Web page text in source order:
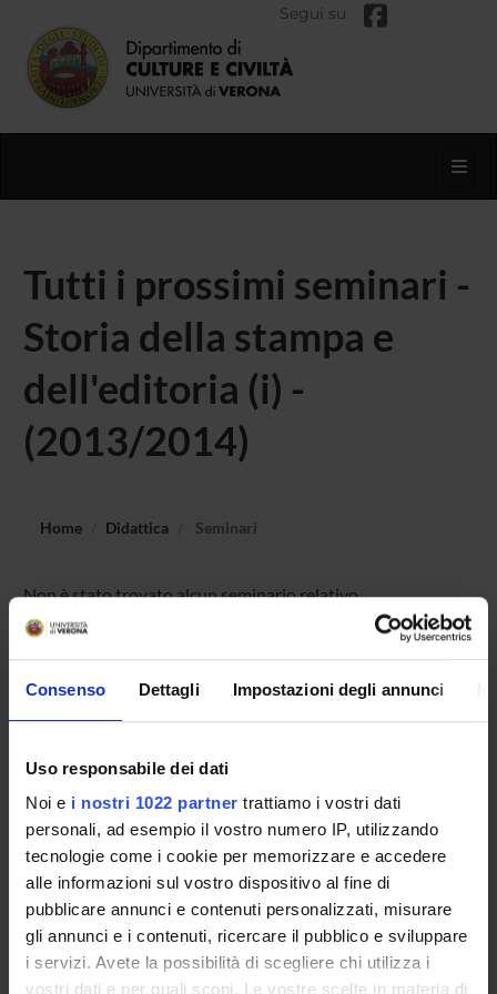
Consenso Dettagli Impostazioni degli annunci
Uso responsabile dei dati
Noi e i nostri 1022 partner trattiamo i vostri dati
personali, ad esempio il vostro numero IP, utilizzando
tecnologie come i cookie per memorizzare e accedere
alle informazioni sul vostro dispositivo al fine di
pubblicare annunci e contenuti personalizzati, misurare
gli annunci e i contenuti, ricercare il pubblico e sviluppare
i servizi. Avete la possibilità di scegliere chi utilizza i
vostri dati e per quali scopi. Le vostre scelte in materia di
Segui su
Tutti i prossimi seminari -
Storia della stampa e
dell'editoria (i) -
(2013/2014)
Home Didattica Seminari
Non è stato trovato alcun seminario relativo
all'insegnamento Storia della stampa e dell'editoria (i).
OFFERTA FORMATIVA
CORSI DI STUDIO
DOTTORATI DI RICERCA E FORMAZIONE
SUPERIORE
Contatti
Persone
Luoghi